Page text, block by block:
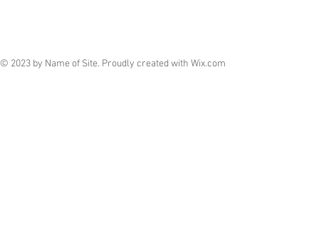
© 2023 by Name of Site. Proudly created with Wix.com